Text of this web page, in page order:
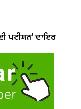
ਪਟੀਸ਼ਨ’ ਦਾਇਰ